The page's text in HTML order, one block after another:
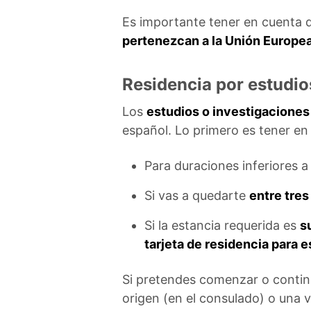
Es importante tener en cuenta
pertenezcan a la Unión
Residencia por
Los estudios o investigaciones
español. Lo primero es tener
Para duraciones inferiores
Si vas a quedarte entre tres
Si la estancia requerida es
tarjeta de residencia para
Si pretendes comenzar o
origen (en el consulado) o una